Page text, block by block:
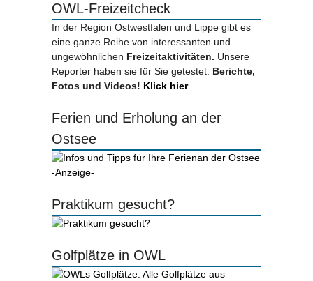
OWL-Freizeitcheck
In der Region Ostwestfalen und Lippe gibt es
eine ganze Reihe von interessanten und
ungewöhnlichen Freizeitaktivitäten. Unsere
Reporter haben sie für Sie getestet. Berichte,
Fotos und Videos! Klick hier
Ferien und Erholung an der
Ostsee
-Anzeige-
Praktikum gesucht?
Golfplätze in OWL